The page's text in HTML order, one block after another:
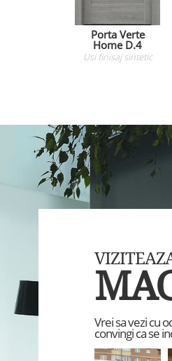
Porta Verte
Home D.4
Usifinisaj sintetic
Vrei sa vezi cu
convingi ca se